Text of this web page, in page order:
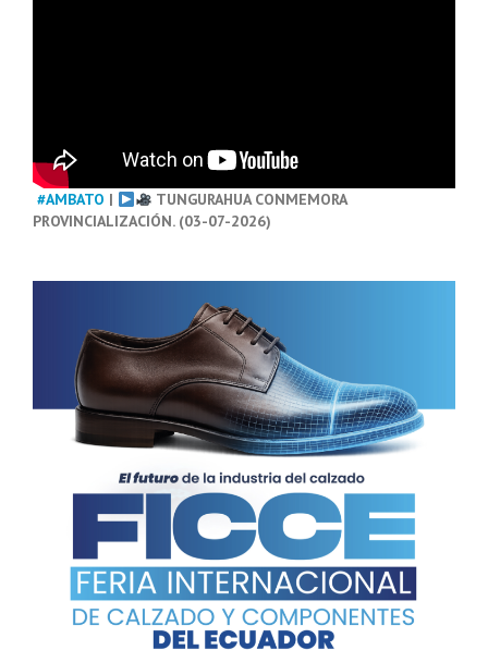
#AMBATO |
TUNGURAHUA CONMEMORA
PROVINCIALIZACIÓN. (03-07-2026)